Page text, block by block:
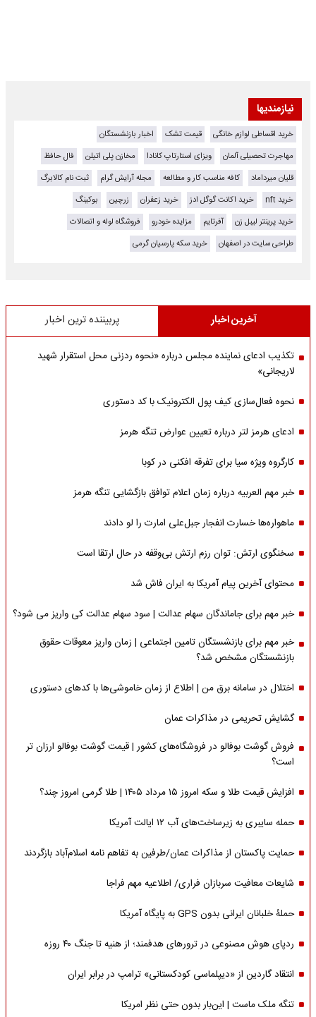
نیازمندیها
خرید اقساطی لوازم خانگی قیمت تشک
اخبار بازنشستگان
مهاجرت تحصیلی آلمان
ویزای استارتاپ کانادا مخازن پلی اتیلن
فال حافظ
قلیان میرداماد
کافه مناسب کار و مطالعه مجله آرایش گرام
ثبت نام کالابرگ
خرید nft
خرید اکانت گوگل ادز خرید زعفران زرچین
بوکینگ
خرید پرینتر لیبل زن
آفرتایم مزایده خودرو
فروشگاه لوله و اتصالات
طراحی سایت در اصفهان
خرید سکه پارسیان گرمی
آخرین اخبار پربیننده ترین اخبار
تکذیب ادعای نماینده مجلس درباره «نحوه ردزنی محل استقرار شهید
لاریجانی»
نحوه فعال‌سازی کیف پول الکترونیک با کد دستوری
ادعای هرمز لتر درباره تعیین عوارض تنگه هرمز
کارگروه ویژه سیا برای تفرقه افکنی در کوبا
خبر مهم العربیه درباره زمان اعلام توافق بازگشایی تنگه هرمز
ماهواره‌‌ها خسارت انفجار جبل‌علی امارت را لو دادند
سخنگوی ارتش: توان رزم ارتش بی‌وقفه در حال ارتقا است
محتوای آخرین پیام آمریکا به ایران فاش شد
خبر مهم برای جاماندگان سهام عدالت | سود سهام عدالت کی واریز می شود؟
خبر مهم برای بازنشستگان تامین اجتماعی | زمان واریز معوقات حقوق
بازنشستگان مشخص شد؟
اختلال در سامانه برق من | اطلاع از زمان خاموشی‌ها با کدهای دستوری
گشایش تحریمی در مذاکرات عمان
فروش گوشت بوفالو در فروشگاه‌های کشور | قیمت گوشت بوفالو ارزان تر
است؟
افزایش قیمت طلا و سکه امروز ۱۵ مرداد ۱۴۰۵ | طلا گرمی امروز چند؟
حمله سایبری به زیرساخت‌های آب ۱۲ ایالت آمریکا
حمایت پاکستان از مذاکرات عمان/طرفین به تفاهم نامه اسلام‌آباد بازگردند
شایعات معافیت سربازان فراری/ اطلاعیه مهم فراجا
حملۀ خلبانان ایرانی بدون GPS به پایگاه آمریکا
ردپای هوش مصنوعی در ترورهای هدفمند؛ از هنیه تا جنگ ۴۰ روزه
انتقاد گاردین از «دیپلماسی کودکستانی» ترامپ در برابر ایران
تنگه ملک ماست | این‌بار بدون حتی نظر امریکا